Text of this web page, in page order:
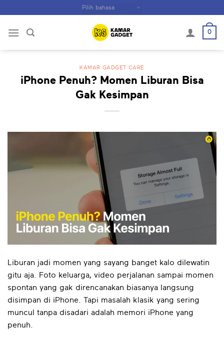
content
0
KAMAR GADGET CARE
iPhone Penuh? Momen Liburan Bisa
Gak Kesimpan
Liburan jadi momen yang sayang banget kalo dilewatin
gitu aja. Foto keluarga, video perjalanan sampai momen
spontan yang gak direncanakan biasanya langsung
disimpan di iPhone. Tapi masalah klasik yang sering
muncul tanpa disadari adalah memori iPhone yang
penuh.